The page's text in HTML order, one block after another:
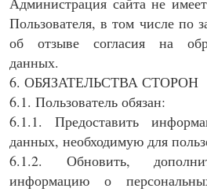
Пользователя, в том числе по
об отзыве согласия на
данных.
6. ОБЯЗАТЕЛЬСТВА СТОРОН
6.1. Пользователь обязан:
6.1.1. Предоставить
данных, необходимую для
6.1.2. Обновить,
информацию о